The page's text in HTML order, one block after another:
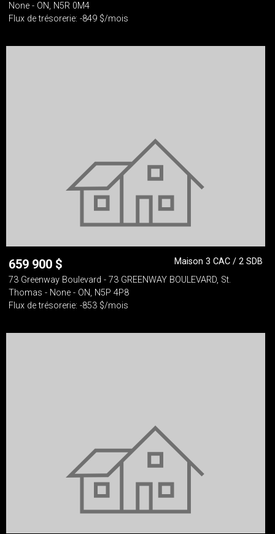
None - ON, N5R 0M4
Flux de trésorerie: -849 $/mois
659 900 $
Maison 3 CAC / 2 SDB
73 Greenway Boulevard - 73 GREENWAY BOULEVARD, St.
Thomas - None - ON, N5P 4P8
Flux de trésorerie: -853 $/mois